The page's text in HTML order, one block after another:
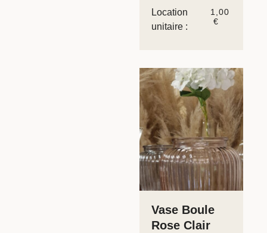
Location
unitaire :
1,00
€
Vase Boule
Rose Clair